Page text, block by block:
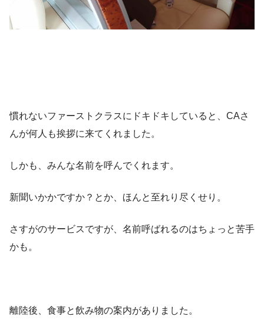
慣れないファーストクラスにドキドキしていると、CAさ
んが何人も挨拶に来てくれました。
しかも、みんな名前を呼んでくれます。
新聞いかかですか？とか、ほんと至れり尽くせり。
さすがのサービスですが、名前呼ばれるのはちょっと苦手
かも。
離陸後、食事と飲み物の案内がありました。